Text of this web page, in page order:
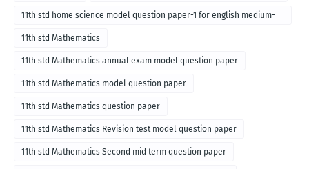
11th std home science model question paper-1 for english medium-
2018
11th std Mathematics
11th std Mathematics annual exam model question paper
11th std Mathematics model question paper
11th std Mathematics question paper
11th std Mathematics Revision test model question paper
11th std Mathematics Second mid term question paper